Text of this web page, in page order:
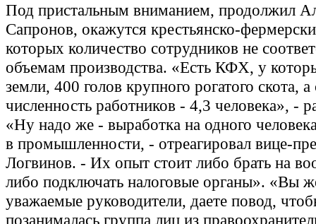
Под пристальным вниманием, продолжил
Сапронов, окажутся крестьянско-
которых количество сотрудников не
объемам производства. «Есть КФХ, у
земли, 400 голов крупного рогатого скота, а
численность работников - 4,3 человека», -
«Ну надо же - выработка на одного
в промышленности, - отреагировал вице-
Логвинов. - Их опыт стоит либо брать на
либо подключать налоговые органы». «Вы
уважаемые руководители, даете повод,
позанималась группа лиц из